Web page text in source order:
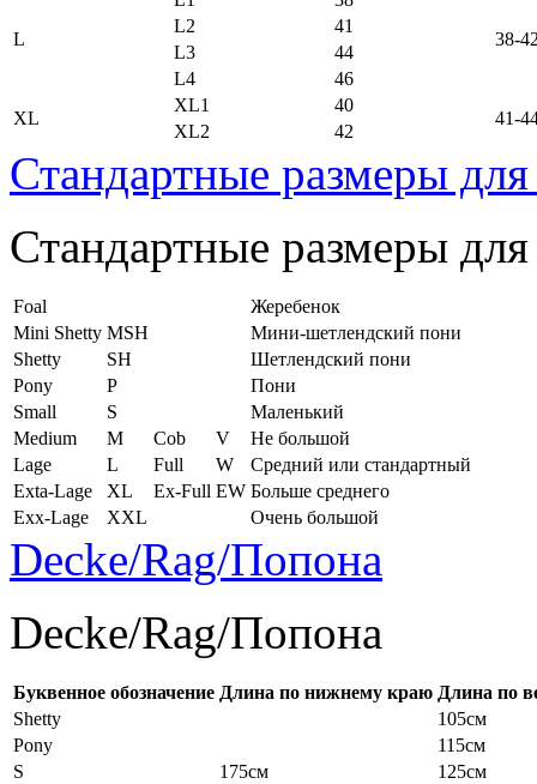
L
38-
L2
41
L3
44
L4
46
XL
XL1 40
41-
XL2 42
Стандартные размеры
Стандартные размеры
Foal
Жеребенок
Mini Shetty MSH
Мини-шетлендский пони
Shetty
SH
Шетлендский пони
Pony
P
Пони
Small
S
Маленький
Medium
M Cob V
Не большой
Lage
L Full W
Средний или стандартный
Exta-Lage
XL Ex-Full EW Больше среднего
Exx-Lage
XXL Очень большой
Decke/Rag/Попона
Decke/Rag/Попона
Буквенное обозначение Длина по нижнему краю Длина по
Shetty
105см
Pony
115см
S
175см
125см